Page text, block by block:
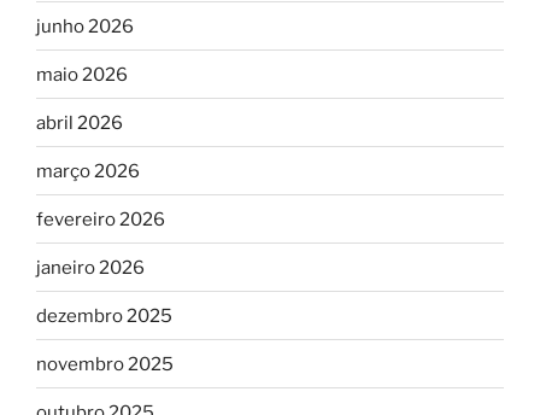
junho 2026
maio 2026
abril 2026
março 2026
fevereiro 2026
janeiro 2026
dezembro 2025
novembro 2025